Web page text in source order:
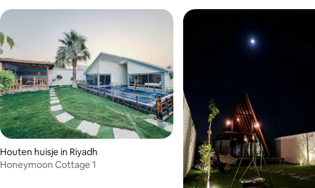
buitenjacuzzi
Houten huisje in Riyadh
Honeymoon Cottage 1